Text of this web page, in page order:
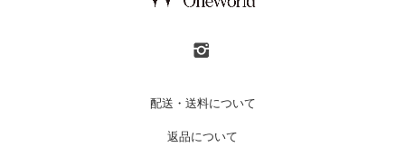
配送・送料について
返品について